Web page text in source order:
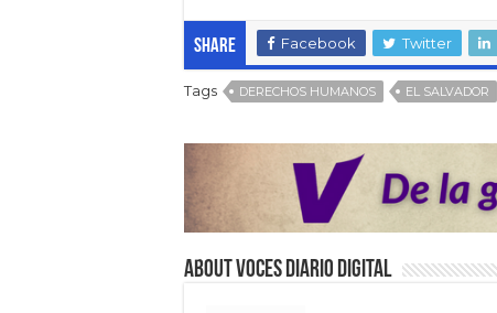
Share Facebook Twitter
Tags DERECHOS HUMANOS EL SALVADOR
About VOCES Diario digital